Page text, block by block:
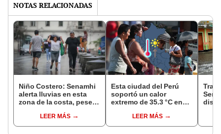
NOTAS RELACIONADAS
Niño Costero: Senamhi
alerta lluvias en esta
zona de la costa, pese a
LEER MÁS
Esta ciudad del Perú
soportó un calor
extremo de 35.3 °C en
los días más calurosos
del año
LEER MÁS
Tras